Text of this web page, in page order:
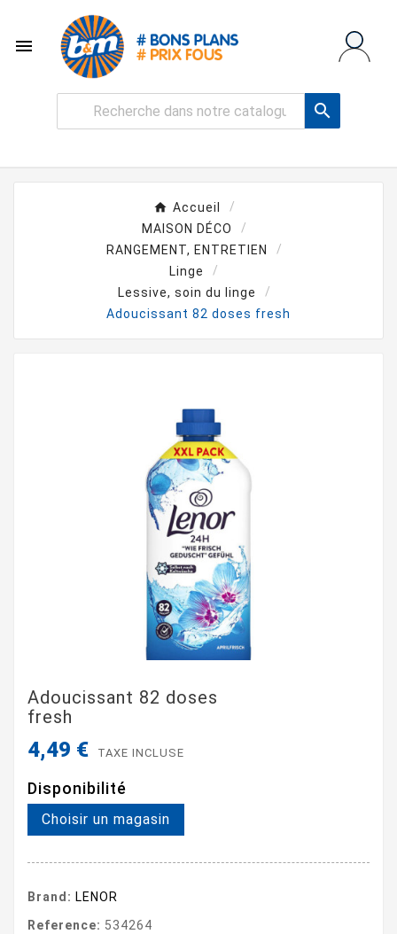


Accueil
MAISON DÉCO
RANGEMENT, ENTRETIEN
Linge
Lessive, soin du linge
Adoucissant 82 doses fresh
Adoucissant 82 doses
fresh
4,49 € TAXE INCLUSE
Disponibilité
Choisir un magasin
Brand: LENOR
Reference: 534264